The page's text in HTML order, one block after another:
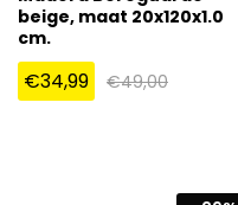
beige, maat 20x120x1.0
cm.
€34,99 €49,00